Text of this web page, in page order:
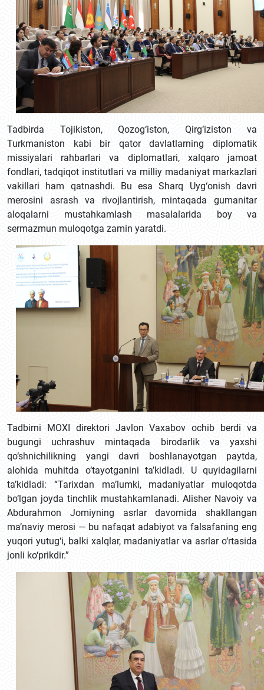
Tadbirda Tojikiston, Qozog‘iston, Qirg‘iziston va
Turkmaniston kabi bir qator davlatlarning diplomatik
missiyalari rahbarlari va diplomatlari, xalqaro jamoat
fondlari, tadqiqot institutlari va milliy madaniyat markazlari
vakillari ham qatnashdi. Bu esa Sharq Uyg‘onish davri
merosini asrash va rivojlantirish, mintaqada gumanitar
aloqalarni mustahkamlash masalalarida boy va
sermazmun muloqotga zamin yaratdi.
Tadbirni MOXI direktori Javlon Vaxabov ochib berdi va
bugungi uchrashuv mintaqada birodarlik va yaxshi
qo‘shnichilikning yangi davri boshlanayotgan paytda,
alohida muhitda o‘tayotganini ta’kidladi. U quyidagilarni
ta’kidladi: “Tarixdan ma’lumki, madaniyatlar muloqotda
bo‘lgan joyda tinchlik mustahkamlanadi. Alisher Navoiy va
Abdurahmon Jomiyning asrlar davomida shakllangan
ma’naviy merosi — bu nafaqat adabiyot va falsafaning eng
yuqori yutug‘i, balki xalqlar, madaniyatlar va asrlar o‘rtasida
jonli ko‘prikdir.”